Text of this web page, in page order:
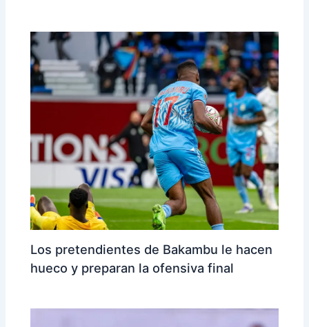
Los pretendientes de Bakambu le hacen
hueco y preparan la ofensiva final